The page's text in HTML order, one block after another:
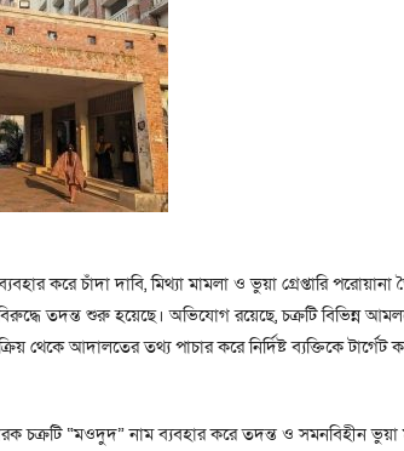
করে চাঁদা দাবি, মিথ্যা মামলা ও ভুয়া গ্রেপ্তারি
তদন্ত শুরু হয়েছে। অভিযোগ রয়েছে, চক্রটি বিভিন্ন
থেকে আদালতের তথ্য পাচার করে নির্দিষ্ট ব্যক্তিকে টার্গেট
চক্রটি “মওদুদ” নাম ব্যবহার করে তদন্ত ও সমনবিহীন ভুয়া